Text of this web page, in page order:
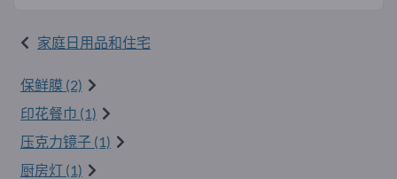
家庭日用品和住宅
保鲜膜 (2)
印花餐巾 (1)
压克力镜子 (1)
厨房灯 (1)